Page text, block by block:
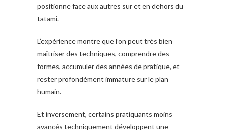
positionne face aux autres sur et en dehors du
tatami.
L’expérience montre que l’on peut très bien
maîtriser des techniques, comprendre des
formes, accumuler des années de pratique, et
rester profondément immature sur le plan
humain.
Et inversement, certains pratiquants moins
avancés techniquement développent une